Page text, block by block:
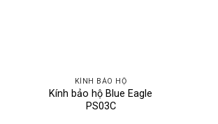
KÍNH BẢO HỘ
Kính bảo hộ Blue Eagle
PS03C